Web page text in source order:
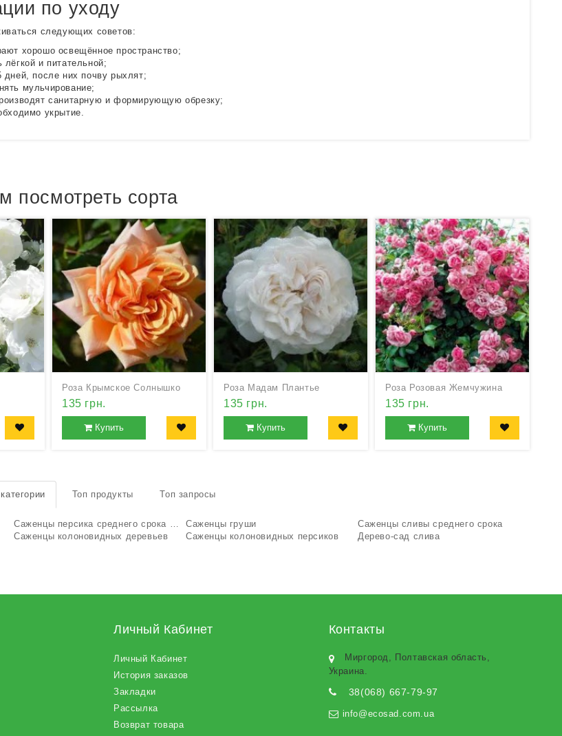
по уходу
следующих советов:
хорошо освещённое пространство;
и питательной;
после них почву рыхлят;
мульчирование;
санитарную и формирующую обрезку;
укрытие.
посмотреть сорта
Роза Крымское Солнышко
135 грн.
Купить
Роза Мадам Плантье
135 грн.
Купить
Роза Розовая Жемчужина
135 грн.
Купить
Топ продукты Топ запросы
Саженцы персика среднего срока созревания Саженцы груши
Саженцы сливы среднего срока
Саженцы колоновидных деревьев Саженцы колоновидных персиков Дерево-сад слива
Личный Кабинет
Личный Кабинет
История заказов
Закладки
Рассылка
Возврат товара
Контакты
Миргород, Полтавская область,
Украина.
38(068) 667-79-97
info@ecosad.com.ua